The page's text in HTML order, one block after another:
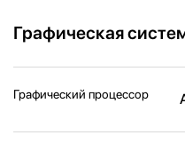
Графическая
Графический процессор